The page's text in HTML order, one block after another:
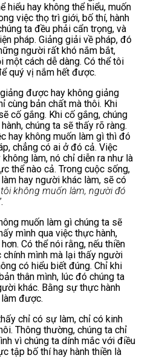
hiểu hay không thể hiểu, muốn
việc thọ trì giới, bố thí, hành
ta đều phải cẩn trọng, và
pháp. Giảng giải về pháp, đó
người rất khó nắm bắt,
cách dễ dàng. Có thể tôi
quý vị nắm hết được.
được hay không giảng
cùng bản chất mà thôi. Khi
cố gắng. Khi cố gắng, chúng
chúng ta sẽ thấy rõ ràng.
hay không muốn làm gì thì đó
chẳng có ai ở đó cả. Việc
làm, nó chỉ diễn ra như là
thể nào cả. Trong cuộc sống,
hay người khác làm, sẽ có
không muốn làm, người đó
.
muốn làm gì chúng ta sẽ
mình qua việc thực hành,
Có thể nói rằng, nếu thiền
mình mà lại thấy người
có hiểu biết đúng. Chỉ khi
thân mình, lúc đó chúng ta
khác. Bằng sự thực hành
làm được.
chỉ có sự làm, chỉ có kinh
Thông thường, chúng ta chỉ
vì chúng ta dính mắc với điều
tập bố thí hay hành thiền là